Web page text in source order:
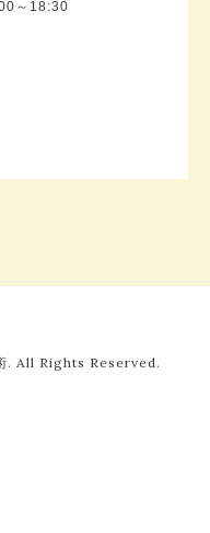
～18:30
. All Rights Reserved.